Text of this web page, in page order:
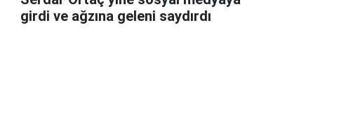
girdi ve ağzına geleni saydırdı